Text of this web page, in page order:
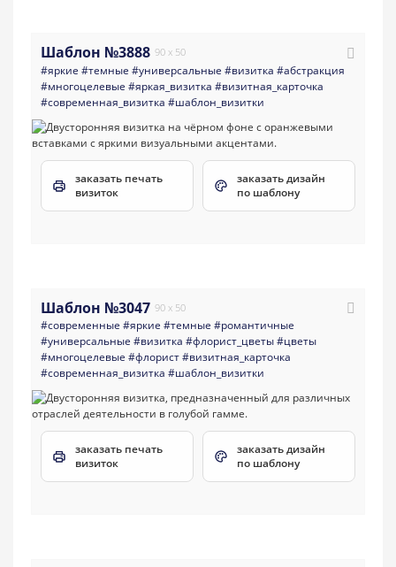
Шаблон №3888 90 x 50
#яркие #темные #универсальные #визитка #абстракция
#многоцелевые #яркая_визитка #визитная_карточка
#современная_визитка #шаблон_визитки
заказать печать
визиток
заказать дизайн
по шаблону
Шаблон №3047 90 x 50
#современные #яркие #темные #романтичные
#универсальные #визитка #флорист_цветы#цветы
#многоцелевые #флорист#визитная_карточка
#современная_визитка #шаблон_визитки
заказать печать
визиток
заказать дизайн
по шаблону